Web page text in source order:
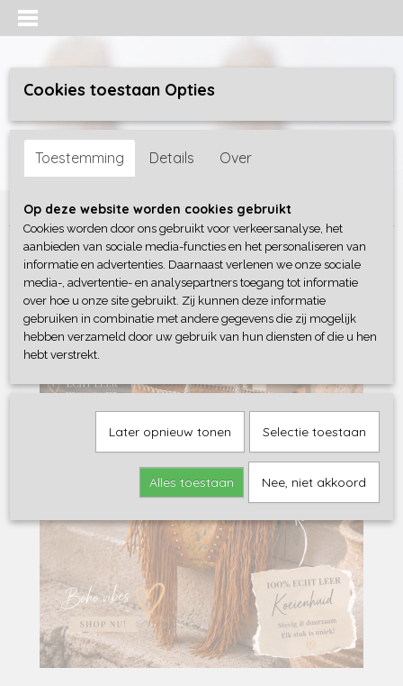
Inloggen Registreren
Home >Tassen>BOHO TAS 3
Cookies toestaan Opties
Toestemming Details Over
Op deze website worden cookies gebruikt
Cookies worden door ons gebruikt voor verkeersanalyse, het
aanbieden van sociale media-functies en het personaliseren van
informatie en advertenties. Daarnaast verlenen we onze sociale
media-, advertentie- en analysepartners toegang tot informatie
over hoe u onze site gebruikt. Zij kunnen deze informatie
gebruiken in combinatie met andere gegevens die zij mogelijk
hebben verzameld door uw gebruik van hun diensten of die u hen
hebt verstrekt.
Later opnieuw tonen Selectie toestaan
Alles toestaan Nee, niet akkoord